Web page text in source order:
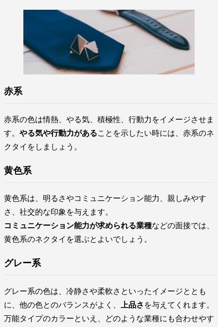
赤系
赤系の色は情熱、やる気、積極性、行動力をイメージさせま
す。 やる気や行動力があることを示したい時には、赤系のネ
クタイをしましょう。
黄色系
黄色系は、明るさやコミュニケーション能力、親しみやす
さ、社交的な印象を与えます。
コミュニケーション能力が求められる業種などの面接では、
黄色系のネクタイを選ぶとよいでしょう。
グレー系
グレー系の色は、冷静さや柔軟さといったイメージととも
に、他の色とのバランスがよく、
上品さ を与えてくれます。
万能タイプのカラーといえ、どのような業種にも合わせやす